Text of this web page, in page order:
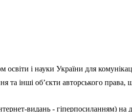
освіти і науки України для
інші об’єкти авторського
видань - гіперпосиланням)